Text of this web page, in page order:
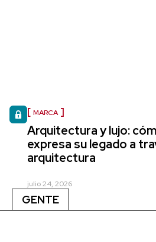
MARCA
Arquitectura y lujo:
expresa su legado a
arquitectura
julio 24, 2026
GENTE